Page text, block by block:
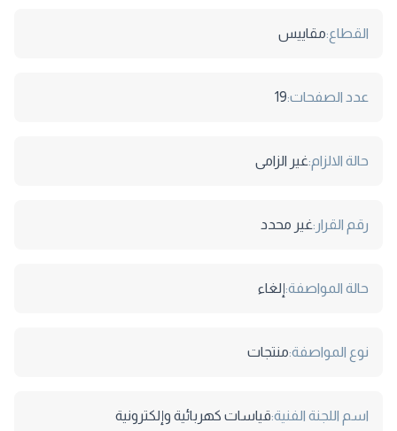
القطاع:مقاييس
عدد الصفحات:19
حالة الالزام:غير الزامى
رقم القرار:غير محدد
حالة المواصفة:إلغاء
نوع المواصفة:منتجات
اسم اللجنة الفنية:قياسات كهربائية وإلكترونية